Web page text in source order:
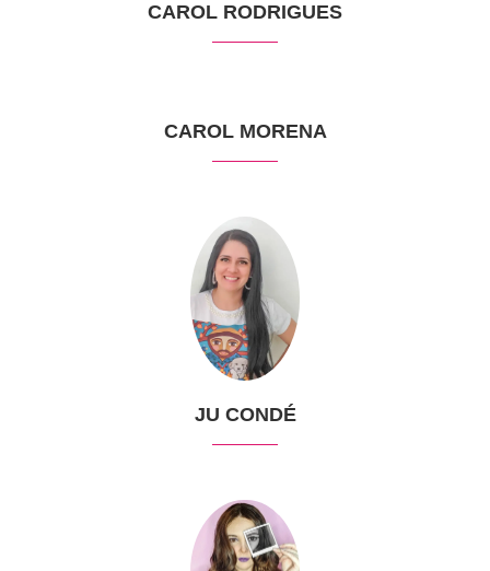
CAROL RODRIGUES
CAROL MORENA
JU CONDÉ